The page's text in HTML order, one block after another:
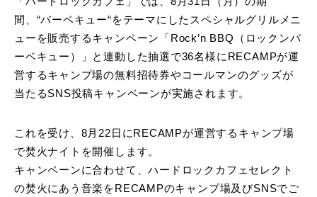
間、“バーベキュー“をテーマにしたスペシャルグリルメニ
ューを販売するキャンペーン「Rock’n BBQ（ロックンバ
ーベキュー）」と連動した抽選で36名様にRECAMPが運
営するキャンプ場の無料招待券やコールマンのグッズが
当たるSNS投稿キャンペーンが実施されます。
これを受け、8月22日にRECAMPが運営するキャンプ場
で焚火ナイトを開催します。
キャンペーンに合わせて、ハードロックカフェセレクト
の焚火にあう音楽をRECAMPのキャンプ場及びSNSでご